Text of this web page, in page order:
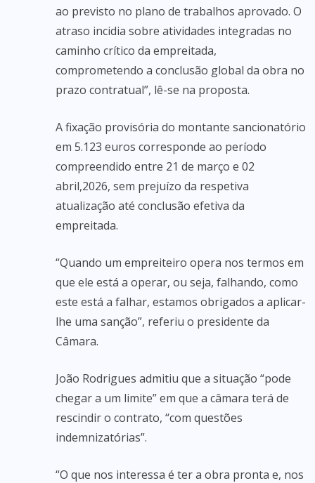
ao previsto no plano de trabalhos aprovado. O
atraso incidia sobre atividades integradas no
caminho crítico da empreitada,
comprometendo a conclusão global da obra no
prazo contratual”, lê-se na proposta.
A fixação provisória do montante sancionatório
em 5.123 euros corresponde ao período
compreendido entre 21 de março e 02
abril,2026, sem prejuízo da respetiva
atualização até conclusão efetiva da
empreitada.
“Quando um empreiteiro opera nos termos em
que ele está a operar, ou seja, falhando, como
este está a falhar, estamos obrigados a aplicar-
lhe uma sanção”, referiu o presidente da
Câmara.
João Rodrigues admitiu que a situação “pode
chegar a um limite” em que a câmara terá de
rescindir o contrato, “com questões
indemnizatórias”.
“O que nos interessa é ter a obra pronta e, nos